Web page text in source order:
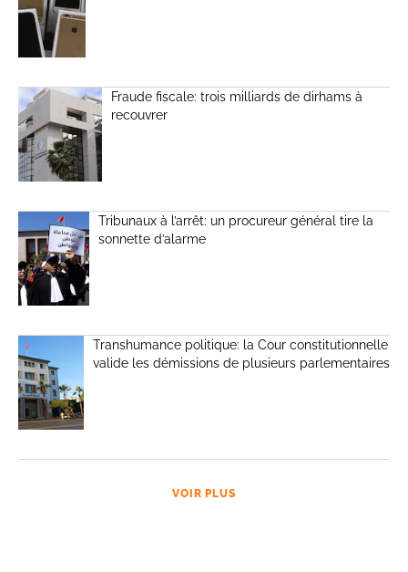
Fraude fiscale: trois milliards de dirhams à
recouvrer
Tribunaux à l’arrêt: un procureur général tire la
sonnette d’alarme
Transhumance politique: la Cour constitutionnelle
valide les démissions de plusieurs parlementaires
VOIR PLUS